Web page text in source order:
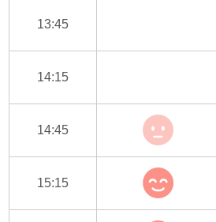
13:45
14:15
14:45
15:15